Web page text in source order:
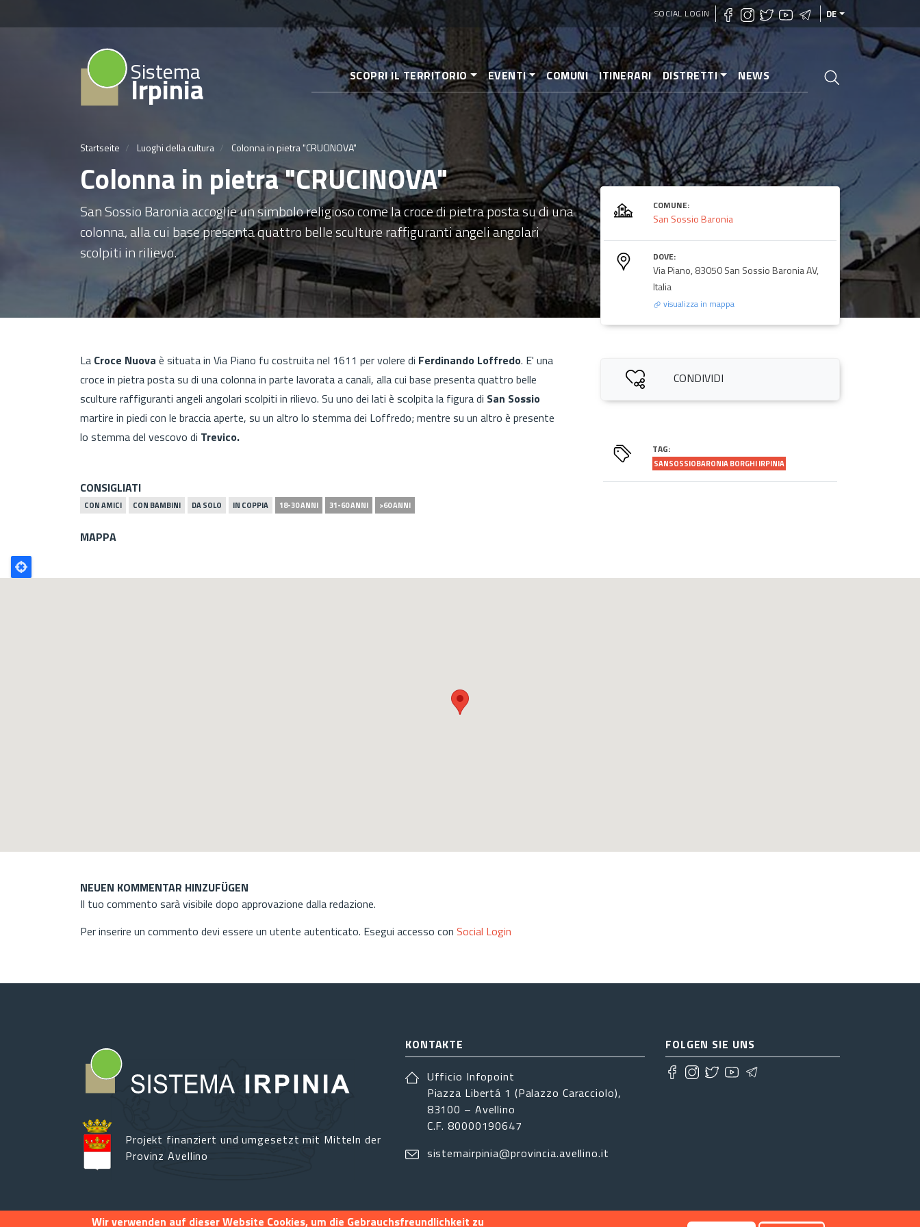
Direkt
Inhalt
SOCIAL LOGIN DE
Sistema
Irpinia SCOPRI IL TERRITORIO EVENTI COMUNI ITINERARI DISTRETTI NEWS
Startseite Luoghi della cultura Colonna in pietra "CRUCINOVA"
Colonna in pietra "CRUCINOVA"
San Sossio Baronia accoglie un simbolo religioso come la croce di pietra posta su di una
colonna, alla cui base presenta quattro belle sculture raffiguranti angeli angolari
scolpiti in rilievo.
La Croce Nuova è situata in Via Piano fu costruita nel 1611 per volere di Ferdinando Loffredo. E' una
croce in pietra posta su di una colonna in parte lavorata a canali, alla cui base presenta quattro belle
sculture raffiguranti angeli angolari scolpiti in rilievo. Su uno dei lati è scolpita la figura di San Sossio
martire in piedi con le braccia aperte, su un altro lo stemma dei Loffredo; mentre su un altro è presente
lo stemma del vescovo di Trevico.
CONSIGLIATI
CON AMICI CON BAMBINI DA SOLO IN COPPIA 18-30 ANNI 31-60 ANNI >60 ANNI
COMUNE:
San Sossio Baronia
DOVE:
Via Piano, 83050 San Sossio Baronia AV,
Italia
visualizza in mappa
CONDIVIDI
TAG:
SANSOSSIOBARONIA BORGHI IRPINIA
MAPPA
Poligono
GEO
NEUEN KOMMENTAR HINZUFÜGEN
Il tuo commento sarà visibile dopo approvazione dalla redazione.
Per inserire un commento devi essere un utente autenticato. Esegui accesso con Social Login
Projekt finanziert und umgesetzt mit Mitteln der
Provinz Avellino
KONTAKTE
Ufficio Infopoint
Piazza Libertá 1 (Palazzo Caracciolo),
83100 – Avellino
C.F. 80000190647
sistemairpinia@provincia.avellino.it
FOLGEN SIE UNS
Wir verwenden auf dieser Website Cookies, um die Gebrauchsfreundlichkeit zu